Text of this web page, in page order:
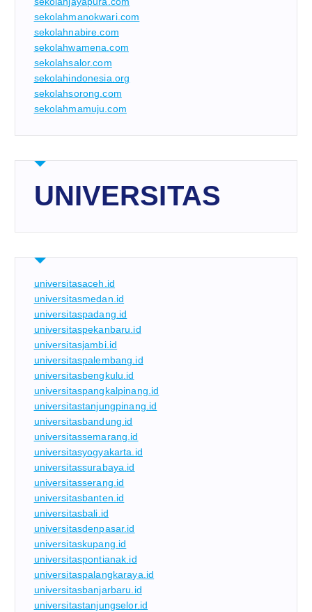
sekolahmanokwari.com
sekolahnabire.com
sekolahwamena.com
sekolahsalor.com
sekolahindonesia.org
sekolahsorong.com
sekolahmamuju.com
UNIVERSITAS
universitasaceh.id
universitasmedan.id
universitaspadang.id
universitaspekanbaru.id
universitasjambi.id
universitaspalembang.id
universitasbengkulu.id
universitaspangkalpinang.id
universitastanjungpinang.id
universitasbandung.id
universitassemarang.id
universitasyogyakarta.id
universitassurabaya.id
universitasserang.id
universitasbanten.id
universitasbali.id
universitasdenpasar.id
universitaskupang.id
universitaspontianak.id
universitaspalangkaraya.id
universitasbanjarbaru.id
universitastanjungselor.id